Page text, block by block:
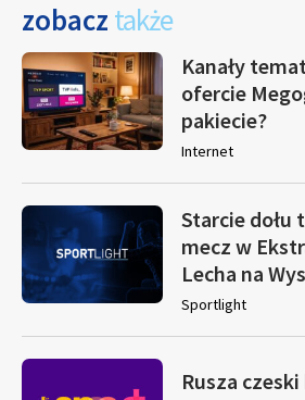
zobacz także
Kanały
ofercie
pakiecie?
Internet
Starcie dołu
mecz w
Lecha na
Sportlight
Rusza